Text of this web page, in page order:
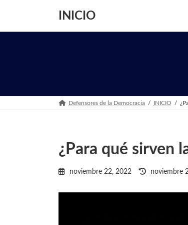
navegación
INICIO
Defensores de la Democracia INICIO
¿Para qué sirven
noviembre 22, 2022
Última
noviembre